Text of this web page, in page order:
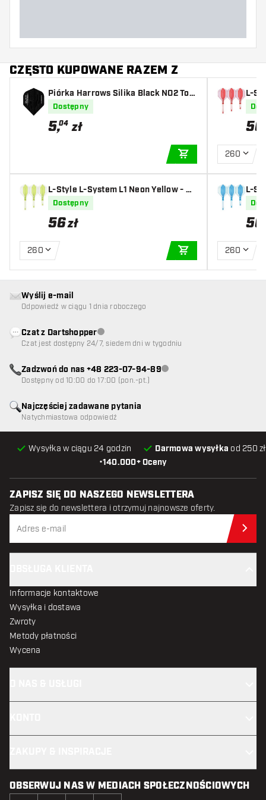
CZĘSTO KUPOWANE RAZEM Z
Piórka Harrows Silika Black NO2 Tou
gh Crystalline Coated
Dostępny
5,04 zł
DODAJ DO
L-Style L-System L1 Neon Yellow - Pi
órka do Darta
Dostępny
56zł
260
DODAJ DO
L-
a
56
260
L-
ka
56
260
•140.000+ Oceny
Wysyłka w ciągu 24 godzin Darmowa wysyłka od 250
Najczęściej zadawane pytania
Natychmiastowa odpowiedź
Wyślij e-mail
Odpowiedź w ciągu 1 dnia roboczego
Czat z DartshopperObsługa klienta niedostępna
Czat jest dostępny 24/7, siedem dni w tygodniu
Zadzwoń do nas +48 223-07-94-89Obsługa klienta niedostępna
Dostępny od 10:00 do 17:00 (pon.-pt.)
ZAPISZ SIĘ DO NASZEGO NEWSLETTERA
Zapisz się do newslettera i otrzymuj najnowsze oferty.
Informacje kontaktowe
Wysyłka i dostawa
Zwroty
Metody płatności
Wycena
OBSERWUJ NAS W MEDIACH SPOŁECZNOŚCIOWYCH